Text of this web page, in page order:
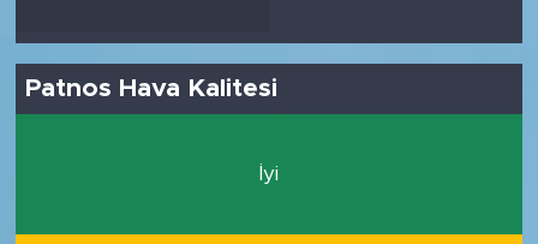
Patnos Hava Kalitesi
İyi